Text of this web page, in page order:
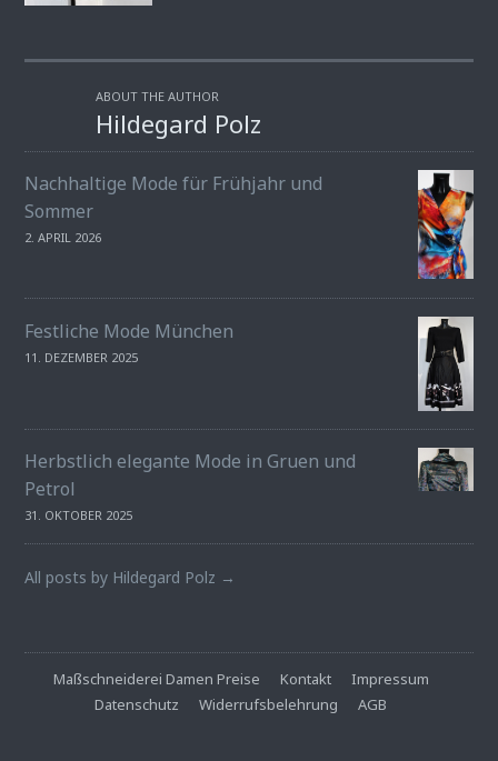
ABOUT THE AUTHOR
Hildegard Polz
Nachhaltige Mode für Frühjahr und
Sommer
2. APRIL 2026
Festliche Mode München
11. DEZEMBER 2025
Herbstlich elegante Mode in Gruen und
Petrol
31. OKTOBER 2025
All posts by Hildegard Polz →
Maßschneiderei Damen Preise Kontakt
Impressum
Datenschutz
Widerrufsbelehrung AGB